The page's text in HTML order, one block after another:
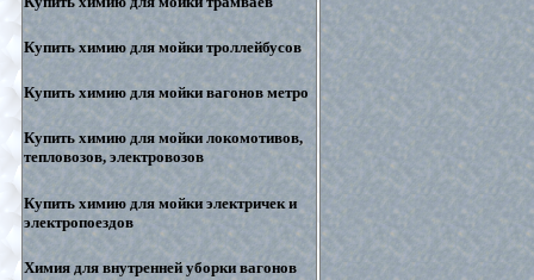
Купить химию для мойки троллейбусов
Купить химию для мойки вагонов метро
Купить химию для мойки локомотивов,
тепловозов, электровозов
Купить химию для мойки электричек и
электропоездов
Химия для внутренней уборки вагонов